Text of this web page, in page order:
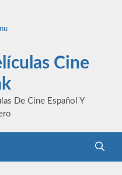
Cine
De Cine Español Y